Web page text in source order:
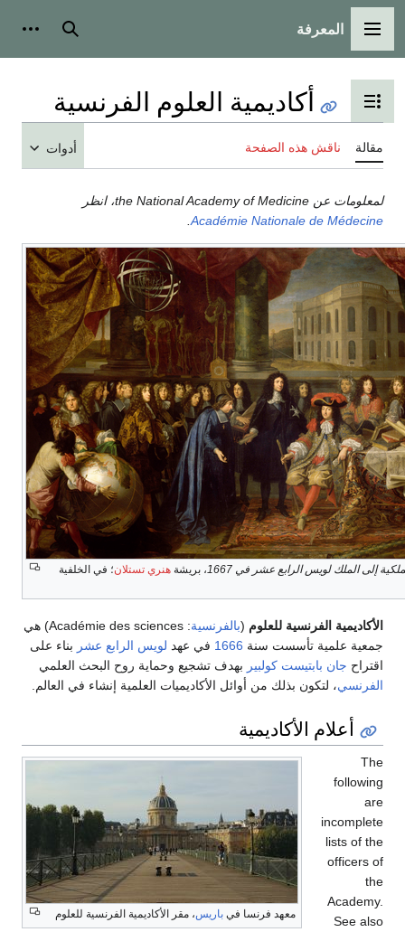
القائمة الرئيسية
المعرفة بحث
تبديل عرض جدول المحتويات
أكاديمية العلوم الفرنسية
مقالة ناقش هذه الصفحة أدوات
لمعلومات عن the National Academy of Medicine، انظر
Académie Nationale de Médecine
إلى الملك لويس الرابع عشر في 1667 ، بريشة هنري تستلان؛ في الخلفية
الأكاديمية الفرنسية للعلوم (بالفرنسية:
Académie des sciences) هي
جمعية علمية تأسست سنة 1666 في عهد لويس الرابع عشر بناء على
اقتراح جان بابتيست كولبير بهدف تشجيع وحماية روح البحث العلمي
الفرنسي، لتكون بذلك من أوائل الأكاديميات العلمية إنشاء في العالم.
أعلام الأكاديمية
معهد فرنسا في باريس، مقر الأكاديمية الفرنسية للعلوم
The
following
are
incomplete
lists of the
officers of
the
Academy.
See also